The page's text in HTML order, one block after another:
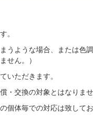
。
ような場合、または色
せん。）
いただきます。
・交換の対象とはなりませ
体毎での対応は致して